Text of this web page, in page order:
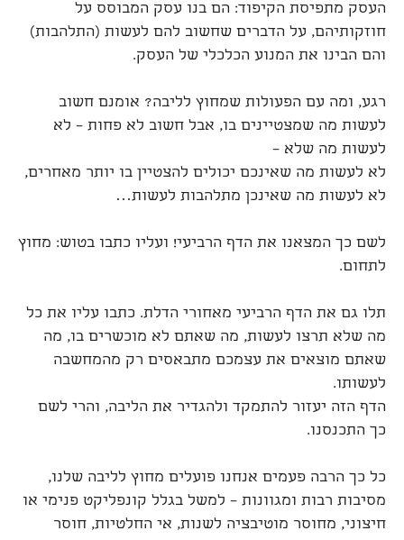
העסק מתפיסת הקיפוד: הם בנו עסק המבוסס על
חוזקותיהם, על הדברים שחשוב להם לעשות (התלהבות)
והם הבינו את המנוע הכלכלי של העסק.
רגע, ומה עם הפעולות שמחוץ לליבה? אומנם חשוב
לעשות מה שמצטיינים בו, אבל חשוב לא פחות – לא
לעשות מה שלא –
לא לעשות מה שאינכם יכולים להצטיין בו יותר מאחרים,
לא לעשות מה שאינכן מתלהבות לעשות…
לשם כך המצאנו את הדף הרביעי! ועליו כתבו בטוש: מחוץ
לתחום.
תלו גם את הדף הרביעי מאחורי הדלת. כתבו עליו את כל
מה שלא תרצו לעשות, מה שאתם לא מוכשרים בו, מה
שאתם מוצאים את עצמכם מתבאסים רק מהמחשבה
לעשותו.
הדף הזה יעזור להתמקד ולהגדיר את הליבה, והרי לשם
כך התכנסנו.
כל כך הרבה פעמים אנחנו פועלים מחוץ לליבה שלנו,
מסיבות רבות ומגוונות – למשל בגלל קונפליקט פנימי או
חיצוני, מחוסר מוטיבציה לשנות, אי החלטיות, חוסר